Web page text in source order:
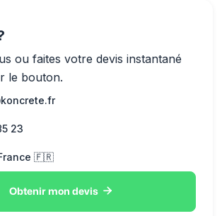
ou faites votre devis instantané
le bouton.
23
🇫🇷
Obtenir mon devis 